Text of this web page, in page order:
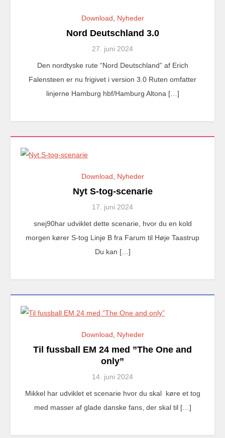
Download Nyheder
Nord Deutschland 3.0
27. juni 2024
Den nordtyske rute “Nord Deutschland” af Erich
Falensteen er nu frigivet i version 3.0 Ruten omfatter
linjerne Hamburg hbf/Hamburg Altona […]
Download Nyheder
Nyt S-tog-scenarie
17. juni 2024
snej90har udviklet dette scenarie, hvor du en kold
morgen kører S-tog Linje B fra Farum til Høje Taastrup
Du kan […]
Download, Nyheder
Til fussball EM 24 med ”The One and
only”
14. juni 2024
Mikkel har udviklet et scenarie hvor du skal køre et tog
med masser af glade danske fans, der skal til […]